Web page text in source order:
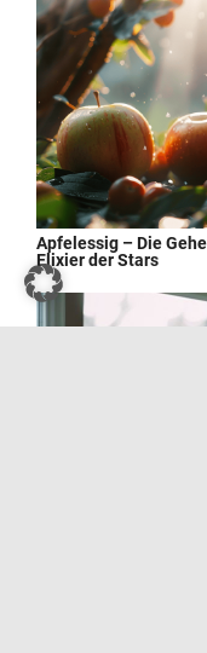
Apfelessig – Die
Elixier der Stars